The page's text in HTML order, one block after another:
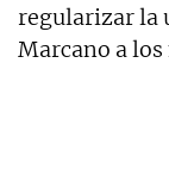
regularizar la
Marcano a